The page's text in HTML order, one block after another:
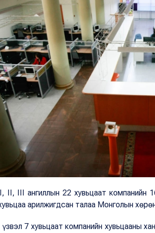
II, III ангиллын 22 хувьцаат компанийн
арилжигдсан талаа Монголын
7 хувьцаат компанийн хувьцааны